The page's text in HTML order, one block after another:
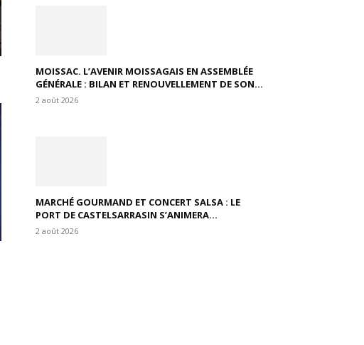
MOISSAC. L’AVENIR MOISSAGAIS EN ASSEMBLÉE
GÉNÉRALE : BILAN ET RENOUVELLEMENT DE SON...
2 août 2026
MARCHÉ GOURMAND ET CONCERT SALSA : LE
PORT DE CASTELSARRASIN S’ANIMERA...
2 août 2026